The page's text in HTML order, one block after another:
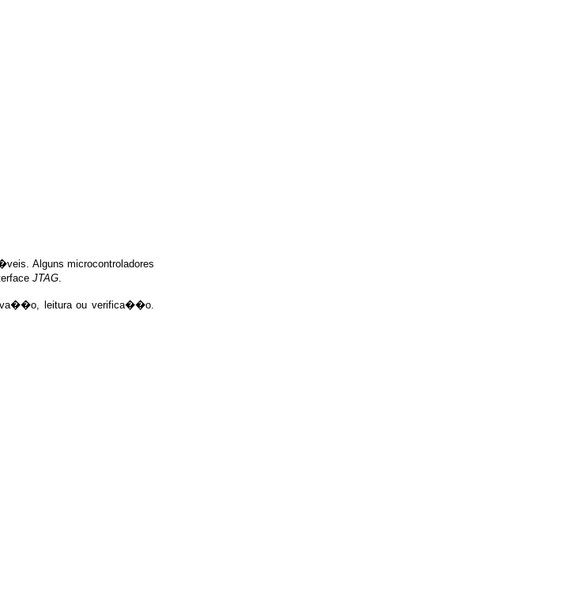
Alguns microcontroladores
JTAG.
leitura ou verifica��o.